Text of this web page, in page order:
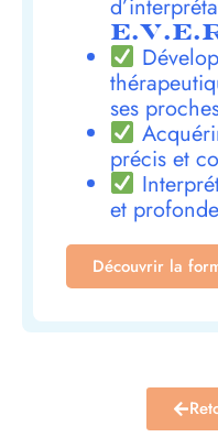
ses
précis et
et
Découvrir la